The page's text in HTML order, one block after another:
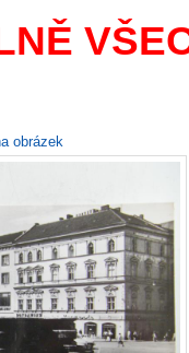
obrázek